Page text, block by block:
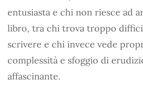
entusiasta e chi non riesce ad
libro, tra chi trova troppo
scrivere e chi invece vede
complessità e sfoggio di
affascinante.